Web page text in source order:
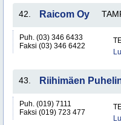
42. Raicom Oy
Puh. (03) 346 6433
Faksi (03) 346 6422
43. Riihimäen
Puh. (019) 7111
Faksi (019) 723 477